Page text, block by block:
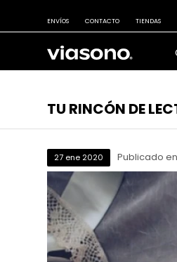
ENVÍOS CONTACTO TIENDAS
TU RINCÓN DE
27 ene 2020 Publicado